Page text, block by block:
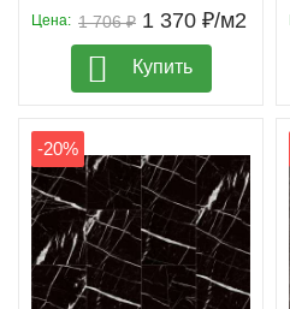
1 706 ₽
Цена: 1 370 ₽/м2
Купить
-20%